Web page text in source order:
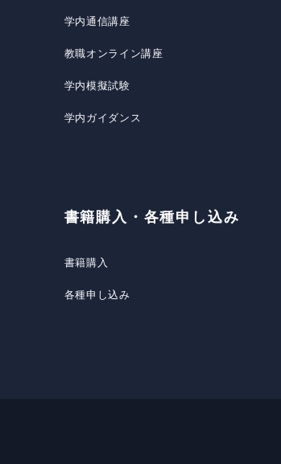
学内通信講座
教職オンライン講座
学内模擬試験
学内ガイダンス
書籍購入・各種申し込み
書籍購入
各種申し込み